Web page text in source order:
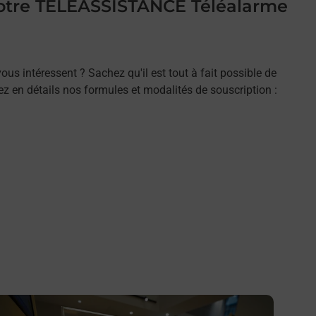
TELEASSISTANCE Téléalarme
intéressent ? Sachez qu'il est tout à fait possible de
en détails nos formules et modalités de souscription :
savoir plus